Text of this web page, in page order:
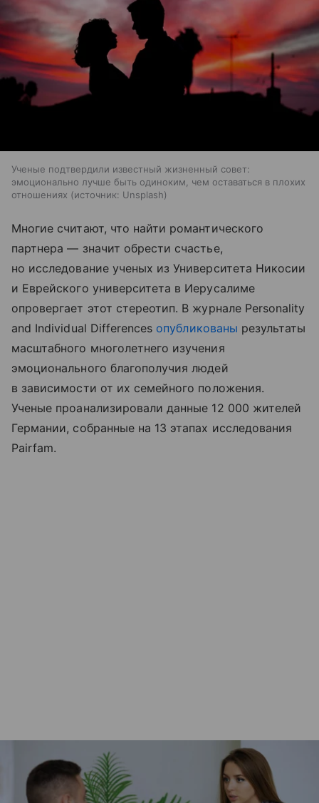
Ученые подтвердили известный жизненный совет:
эмоционально лучше быть одиноким, чем оставаться в плохих
отношениях
источник: Unsplash
Многие считают, что найти романтического
партнера — значит обрести счастье,
но исследование ученых из Университета Никосии
и Еврейского университета в Иерусалиме
опровергает этот стереотип. В журнале Personality
and Individual Differences опубликованы результаты
масштабного многолетнего изучения
эмоционального благополучия людей
в зависимости от их семейного положения.
Ученые проанализировали данные 12 000 жителей
Германии, собранные на 13 этапах исследования
Pairfam.